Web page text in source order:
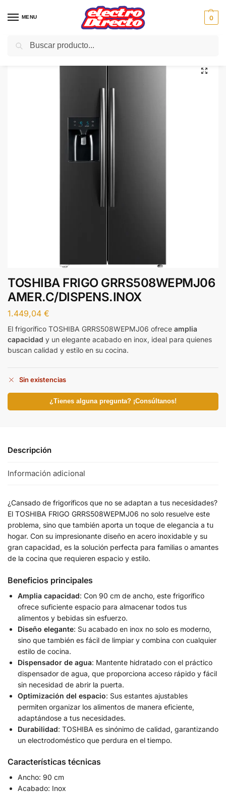
MENU 0
Inicio Gama blanca Frigorificos
TOSHIBA FRIGO GRRS508WEPMJ06
AMER.C/DISPENS.INOX
1.449,04 €
El frigorífico TOSHIBA GRRS508WEPMJ06 ofrece amplia
capacidad y un elegante acabado en inox, ideal para quienes
buscan calidad y estilo en su cocina.
Sin existencias
¿Tienes alguna pregunta? ¡Consúltanos!
Descripción
Información adicional
¿Cansado de frigoríficos que no se adaptan a tus necesidades?
El TOSHIBA FRIGO GRRS508WEPMJ06 no solo resuelve este
problema, sino que también aporta un toque de elegancia a tu
hogar. Con su impresionante diseño en acero inoxidable y su
gran capacidad, es la solución perfecta para familias o amantes
de la cocina que requieren espacio y estilo.
Beneficios principales
Amplia capacidad: Con 90 cm de ancho, este frigorífico
ofrece suficiente espacio para almacenar todos tus
alimentos y bebidas sin esfuerzo.
Diseño elegante: Su acabado en inox no solo es moderno,
sino que también es fácil de limpiar y combina con cualquier
estilo de cocina.
Dispensador de agua: Mantente hidratado con el práctico
dispensador de agua, que proporciona acceso rápido y fácil
sin necesidad de abrir la puerta.
Optimización del espacio: Sus estantes ajustables
permiten organizar los alimentos de manera eficiente,
adaptándose a tus necesidades.
Durabilidad: TOSHIBA es sinónimo de calidad, garantizando
un electrodoméstico que perdura en el tiempo.
Características técnicas
Ancho: 90 cm
Acabado: Inox